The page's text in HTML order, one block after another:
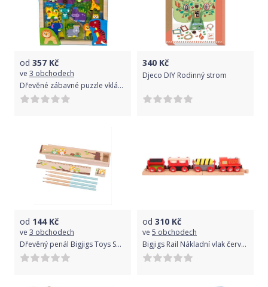
od 357 Kč
ve 3 obchodech
Dřevěné zábavné puzzle vkládací Euro Baby - Jungle
340 Kč
Djeco DIY Rodinný strom
od 144Kč
ve 3 obchodech
Dřevěný penál Bigjigs Toys Sovičky 1ks Růžová
od 310 Kč
ve 5 obchodech
Bigjigs Rail Nákladní vlak červený + 3 koleje